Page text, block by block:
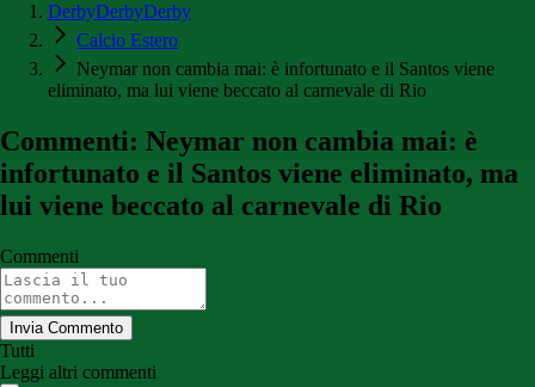
DerbyDerbyDerby
Calcio Estero
Neymar non cambia mai: è infortunato e il Santos viene
eliminato, ma lui viene beccato al carnevale di Rio
Commenti: Neymar non cambia mai: è
infortunato e il Santos viene eliminato, ma
lui viene beccato al carnevale di Rio
Commenti
Invia Commento
Tutti
Leggi altri commenti